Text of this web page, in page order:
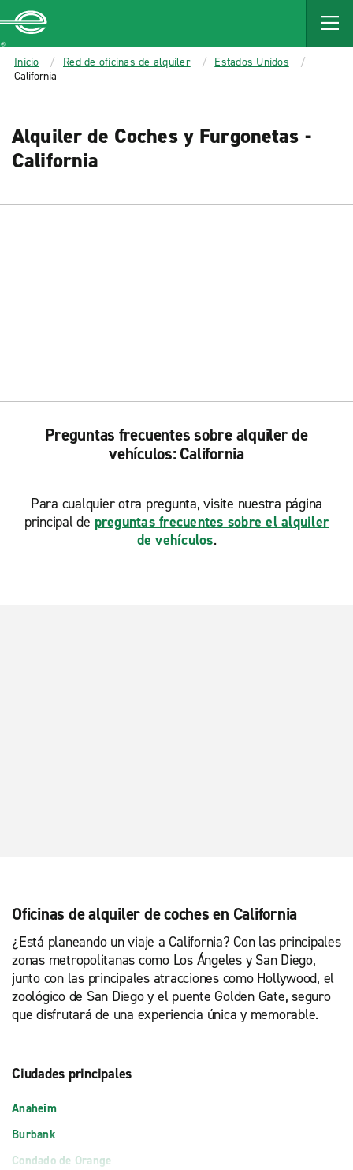
MAIN
CONTENT
Enterprise
Inicio Red de oficinas de alquiler
Estados Unidos
California
Alquiler de Coches y Furgonetas -
California
Preguntas frecuentes sobre alquiler de
vehículos: California
Para cualquier otra pregunta, visite nuestra página
principal de preguntas frecuentes sobre el alquiler
de vehículos.
Oficinas de alquiler de coches en California
¿Está planeando un viaje a California? Con las principales
zonas metropolitanas como Los Ángeles y San Diego,
junto con las principales atracciones como Hollywood, el
zoológico de San Diego y el puente Golden Gate, seguro
que disfrutará de una experiencia única y memorable.
Ciudades principales
Anaheim
Burbank
Condado de Orange